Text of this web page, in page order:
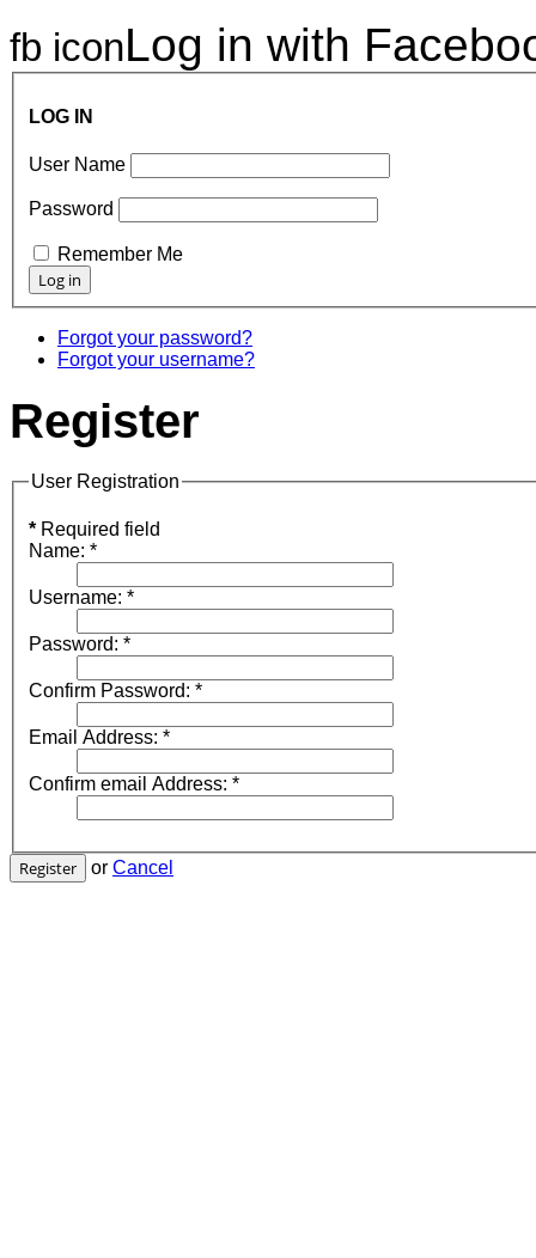
fb iconLog in with
LOG IN
User Name
Password
Remember Me
Forgot your password?
Forgot your username?
Register
User Registration
* Required field
Name: *
Username: *
Password: *
Confirm Password: *
Email Address: *
Confirm email Address: *
Register or Cancel